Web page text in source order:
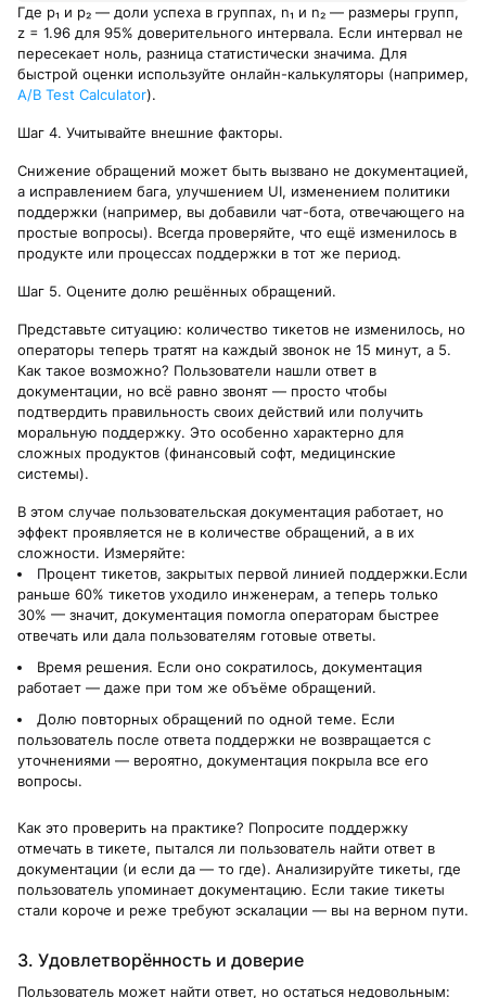
Где p₁ и p₂ — доли успеха в группах, n₁ и n₂ — размеры групп,
z = 1.96 для 95% доверительного интервала. Если интервал не
пересекает ноль, разница статистически значима. Для
быстрой оценки используйте онлайн-калькуляторы (например,
A/B Test Calculator).
Шаг 4. Учитывайте внешние факторы.
Снижение обращений может быть вызвано не документацией,
а исправлением бага, улучшением UI, изменением политики
поддержки (например, вы добавили чат-бота, отвечающего на
простые вопросы). Всегда проверяйте, что ещё изменилось в
продукте или процессах поддержки в тот же период.
Шаг 5. Оцените долю решённых обращений.
Представьте ситуацию: количество тикетов не изменилось, но
операторы теперь тратят на каждый звонок не 15 минут, а 5.
Как такое возможно? Пользователи нашли ответ в
документации, но всё равно звонят — просто чтобы
подтвердить правильность своих действий или получить
моральную поддержку. Это особенно характерно для
сложных продуктов (финансовый софт, медицинские
системы).
В этом случае пользовательская документация работает, но
эффект проявляется не в количестве обращений, а в их
сложности. Измеряйте:
Процент тикетов, закрытых первой линией поддержки.Если
раньше 60% тикетов уходило инженерам, а теперь только
30% — значит, документация помогла операторам быстрее
отвечать или дала пользователям готовые ответы.
Время решения. Если оно сократилось, документация
работает — даже при том же объёме обращений.
Долю повторных обращений по одной теме. Если
пользователь после ответа поддержки не возвращается с
уточнениями — вероятно, документация покрыла все его
вопросы.
Как это проверить на практике? Попросите поддержку
отмечать в тикете, пытался ли пользователь найти ответ в
документации (и если да — то где). Анализируйте тикеты, где
пользователь упоминает документацию. Если такие тикеты
стали короче и реже требуют эскалации — вы на верном пути.
3. Удовлетворённость и доверие
Пользователь может найти ответ, но остаться недовольным: